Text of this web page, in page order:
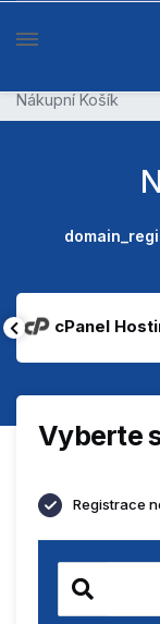
Nákupní Košík
cPanel
Vyberte
Registrace